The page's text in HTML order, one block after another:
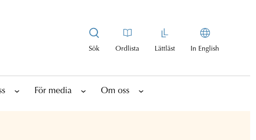
Sök Ordlista Lättläst In English
För media Om oss